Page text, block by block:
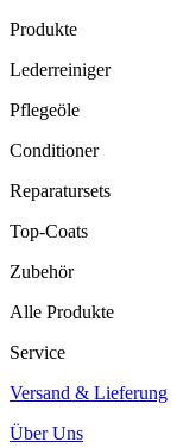
Produkte
Lederreiniger
Pflegeöle
Conditioner
Reparatursets
Top-Coats
Zubehör
Alle Produkte
Service
Versand & Lieferung
Über Uns